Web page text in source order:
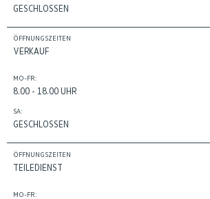
GESCHLOSSEN
ÖFFNUNGSZEITEN
VERKAUF
MO-FR:
8.00 - 18.00 UHR
SA:
GESCHLOSSEN
ÖFFNUNGSZEITEN
TEILEDIENST
MO-FR: